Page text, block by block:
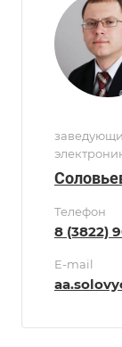
Телефон
8 (3822)
E-mail